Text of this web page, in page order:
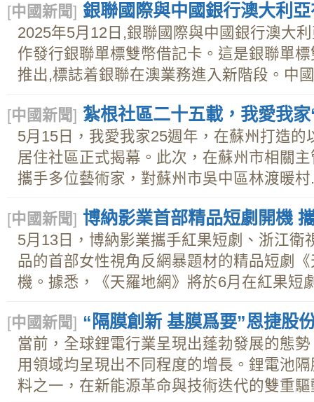
[中國新聞] 銀聯國際與中國銀行澳大利
2025年5月12日,銀聯國際與中國銀行澳大
作發行銀聯單標雙幣借記卡。這是銀聯單
推出,標誌着銀聯在澳業務進入新階段。中
[中國新聞] 紮根社區二十五載，我愛我
5月15日，我愛我家25週年，在蘇州打造的
居住社區正式揭幕。此次，在蘇州市相關
攜手多位藝術家，對蘇州市吳中區林渡暖村
[中國新聞] 博納影業首部精品短劇開機
5月13日，博納影業攜手紅果短劇、浙江衛
品的首部女性視角反網暴題材的精品短劇
機。據悉，《天羅地網》將於6月在紅果短
[中國新聞] “隔膜創新 基膜爲要”恩捷股
當前，全球鋰電行業呈現出蓬勃發展的態
用領域均呈現出不同程度的增長。鋰電池
料之一，在新能源革命與技術迭代的雙重驅